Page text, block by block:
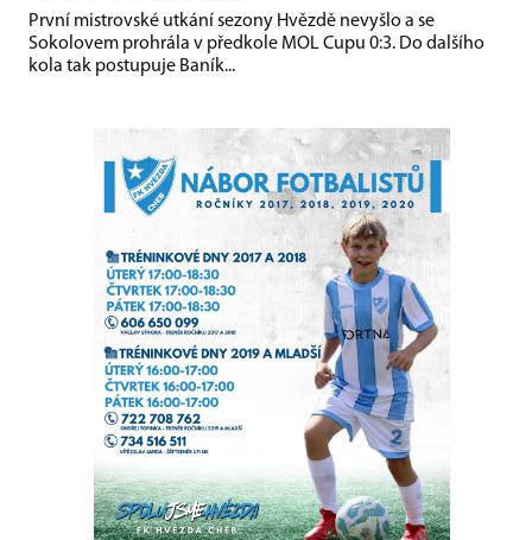
První mistrovské utkání sezony Hvězdě nevyšlo a se
Sokolovem prohrála v předkole MOL Cupu 0:3. Do dalšího
kola tak postupuje Baník...